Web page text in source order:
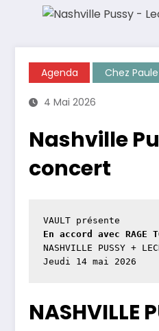
Agenda Chez
4 Mai 2026
Nashville
concert
En accord avec RAGE
NASHVILLE PUSSY +
Jeudi 14 mai 2026
NASHVILLE